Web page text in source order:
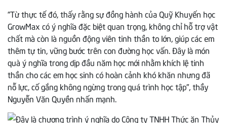
“Từ thực tế đó, thấy rằng sự đồng hành của Quỹ Khuyến học
GrowMax có ý nghĩa đặc biệt quan trọng, không chỉ hỗ trợ vật
chất mà còn là nguồn động viên tinh thần to lớn, giúp các em
thêm tự tin, vững bước trên con đường học vấn. Đây là món
quà ý nghĩa trong dịp đầu năm học mới nhằm khích lệ tinh
thần cho các em học sinh có hoàn cảnh khó khăn nhưng đã
nỗ lực, cố gắng không ngừng trong quá trình học tập”, thầy
Nguyễn Văn Quyền nhấn mạnh.